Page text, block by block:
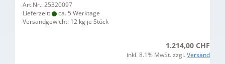
Art.Nr.: 25320097
Lieferzeit:
ca. 5 Werktage
Versandgewicht: 12 kg je Stück
1.214,00 CHF
inkl. 8.1% MwSt. zzgl. Versand